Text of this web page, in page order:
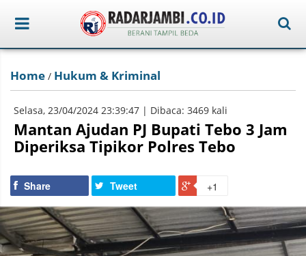
Home / Hukum & Kriminal
Selasa, 23/04/2024 23:39:47 | Dibaca: 3469 kali
Mantan Ajudan PJ Bupati Tebo 3 Jam
Diperiksa Tipikor Polres Tebo
Share Tweet +1